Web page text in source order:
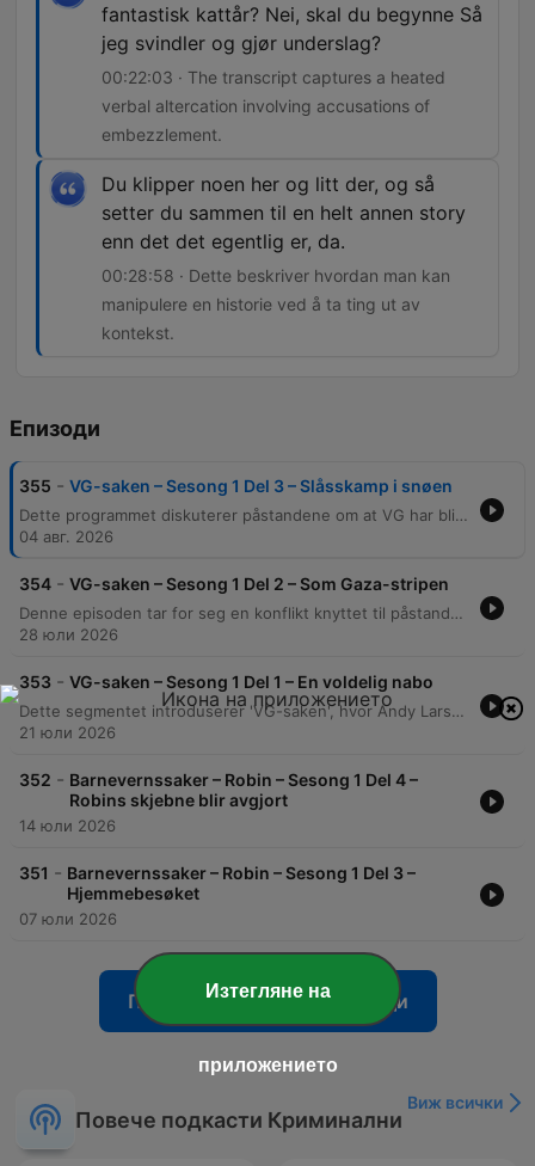
fantastisk kattår? Nei, skal du begynne Så
jeg svindler og gjør underslag?
00:22:03 · The transcript captures a heated
verbal altercation involving accusations of
embezzlement.
Du klipper noen her og litt der, og så
setter du sammen til en helt annen story
enn det det egentlig er, da.
00:28:58 · Dette beskriver hvordan man kan
manipulere en historie ved å ta ting ut av
kontekst.
Епизоди
355 - VG-saken – Sesong 1 Del 3 – Slåsskamp i snøen
Dette programmet diskuterer påstandene om at VG har blitt lurt til å publisere en uriktig sak om en nabokonflikt, inkludert detaljer om dramatiske anklager om vold og trakassering. Episoden går også gjennom falske påstander om et podcast-kjøp og ser nærmere på intense hendelser i nabolaget preget av anklager om underslag og aggressiv atferd. Videre drøftes manipulasjon av bevis og hvordan media kan ta informasjon ut av sammenheng for å skape en annen historie. Programlederne introduserer også en person som har tatt kontakt etter å ha opplevd lignende løgnaktige historier.
04 авг. 2026
354 - VG-saken – Sesong 1 Del 2 – Som Gaza-stripen
Denne episoden tar for seg en konflikt knyttet til påstander i VG om at podcasten Henlagt skal ha mottatt betaling for å dekke en nabokonflikt i Asker. Gustav Jansen benekter at det noen gang var bestilt en podcast og hevder påstandene om pengeoverføringer er fabrikkerte. Videre utforskes alvorlige anklager om kameraderi, maktmisbruk og trusler knyttet til en politibetjent i samme nabokonflikt. Episoden drøfter mistanken om hvorvidt saken har blitt henlagt på grunn av interne relasjoner i politiet.
28 юли 2026
353 - VG-saken – Sesong 1 Del 1 – En voldelig nabo
Dette segmentet introduserer 'VG-saken', hvor Andy Larsgaard og podcasten Henlagt forsøker å avkrefte påstander fra VG om svindel. Gjennom en gjennomgang av e-poster og lydopptak presenteres starten på en nabokonflikt i Asker som involverer anklager om trakassering, fysiske hendelser og påstått manipulasjon av historien. Samtalen tar for seg urovekkende påstander om et eldre par som har blitt utsatt for målrettede angrep fra naboer. Programlederne diskuterer kompleksiteten i saken, politiets involvering og behovet for å verifisere store mengder bevis, samtidig som de adresserer upåliteligheten til kildene og avdekker at mye av den opprinnelige informasjonen fremstår som usann.
21 юли 2026
352 - Barnevernssaker – Robin – Sesong 1 Del 4 –
Robins skjebne blir avgjort
14 юли 2026
351 - Barnevernssaker – Robin – Sesong 1 Del 3 –
Hjemmebesøket
07 юли 2026
Показване на повече епизоди
Повече подкасти Криминални
Виж всички
Изтегляне на
приложението